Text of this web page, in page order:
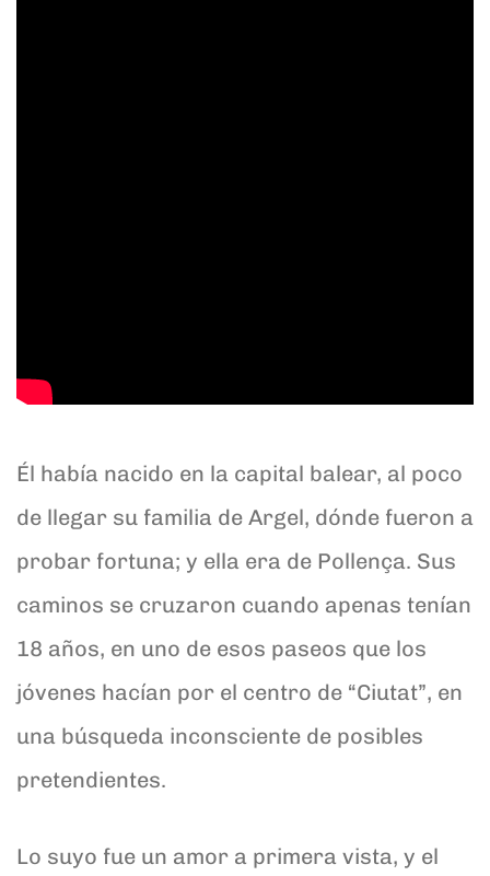
Él había nacido en la capital balear, al poco
de llegar su familia de Argel, dónde fueron a
probar fortuna; y ella era de Pollença. Sus
caminos se cruzaron cuando apenas tenían
18 años, en uno de esos paseos que los
jóvenes hacían por el centro de “Ciutat”, en
una búsqueda inconsciente de posibles
pretendientes.
Lo suyo fue un amor a primera vista, y el